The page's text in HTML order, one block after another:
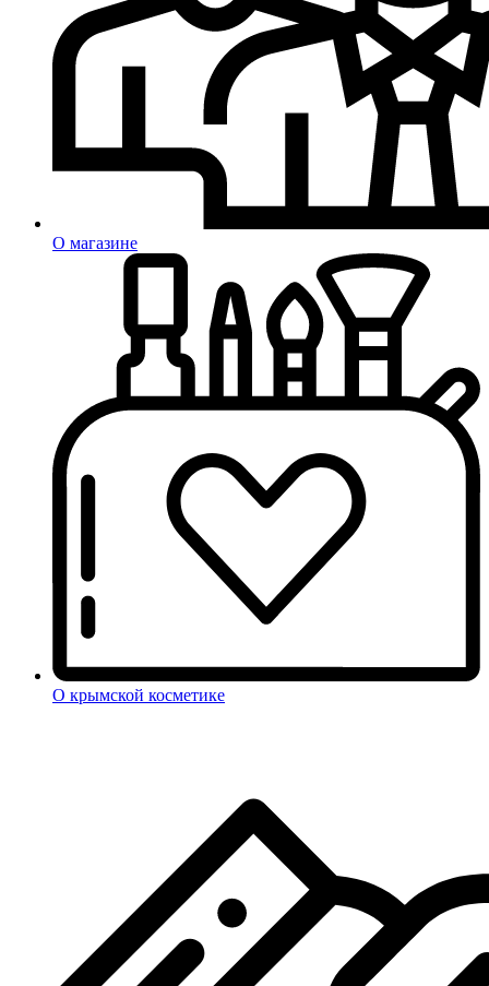
О магазине
О крымской косметике